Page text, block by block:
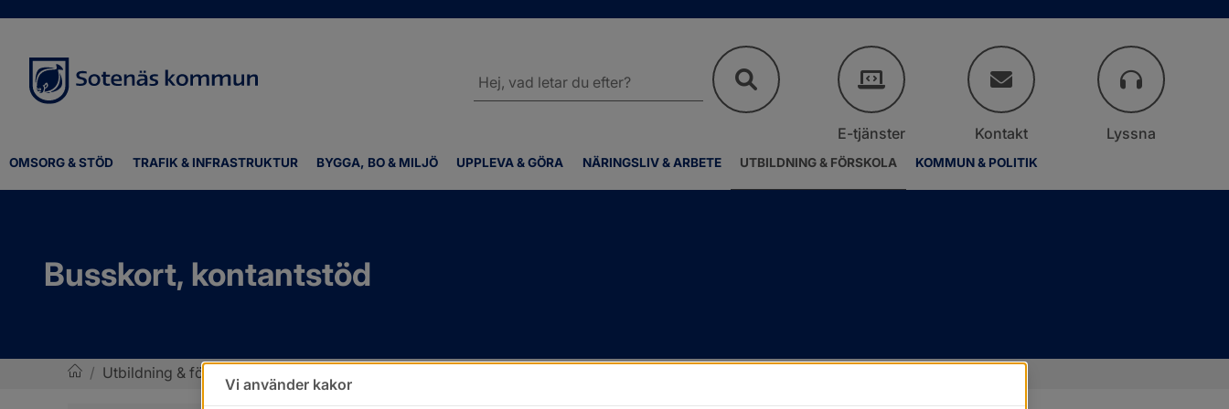
OMSORG & STÖD TRAFIK & INFRASTRUKTUR BYGGA, BO & MILJÖ UPPLEVA & GÖRA NÄRINGSLIV & ARBETE UTBILDNING & FÖRSKOLA KOMMUN & POLITIK
webbplatsen
E-tjänster Kontakt Lyssna
Busskort, kontantstöd
/ Utbildning & förskola
Vi använder kakor